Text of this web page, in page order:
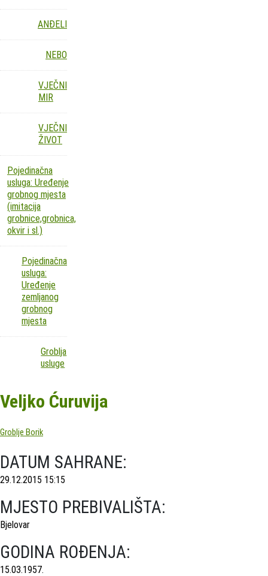
ANĐELI
NEBO
VJEČNI
MIR
VJEČNI
ŽIVOT
Pojedinačna
usluga: Uređenje
grobnog mjesta
(imitacija
grobnice,grobnica,
okvir i sl.)
Pojedinačna
usluga:
Uređenje
zemljanog
grobnog
mjesta
Groblja
usluge
Veljko Ćuruvija
Groblje Borik
DATUM SAHRANE:
29.12.2015 15:15
MJESTO PREBIVALIŠTA:
Bjelovar
GODINA ROĐENJA:
15.03.1957.